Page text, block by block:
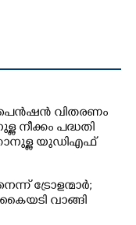
പെൻഷൻ വിതരണം
നീക്കം പദ്ധതി
യുഡിഎഫ്
ട്രോളന്മാർ;
കൈയടി വാങ്ങി